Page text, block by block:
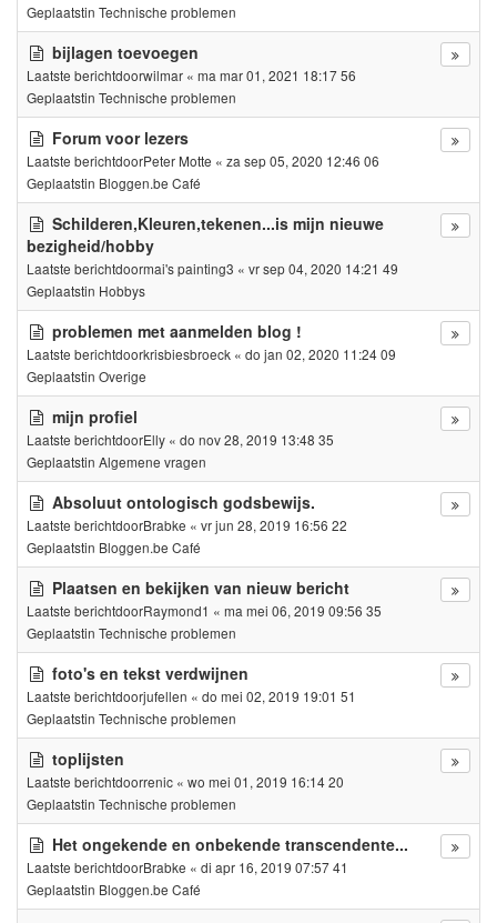
Geplaatstin Technische problemen
bijlagen toevoegen
Laatste berichtdoorwilmar « ma mar 01, 2021 18:17 56
Geplaatstin Technische problemen
Forum voor lezers
Laatste berichtdoorPeter Motte « za sep 05, 2020 12:46 06
Geplaatstin Bloggen.be Café
Schilderen,Kleuren,tekenen...is mijn nieuwe
bezigheid/hobby
Laatste berichtdoormai's painting3 « vr sep 04, 2020 14:21 49
Geplaatstin Hobbys
problemen met aanmelden blog !
Laatste berichtdoorkrisbiesbroeck « do jan 02, 2020 11:24 09
Geplaatstin Overige
mijn profiel
Laatste berichtdoorElly « do nov 28, 2019 13:48 35
Geplaatstin Algemene vragen
Absoluut ontologisch godsbewijs.
Laatste berichtdoorBrabke « vr jun 28, 2019 16:56 22
Geplaatstin Bloggen.be Café
Plaatsen en bekijken van nieuw bericht
Laatste berichtdoorRaymond1 « ma mei 06, 2019 09:56 35
Geplaatstin Technische problemen
foto's en tekst verdwijnen
Laatste berichtdoorjufellen « do mei 02, 2019 19:01 51
Geplaatstin Technische problemen
toplijsten
Laatste berichtdoorrenic « wo mei 01, 2019 16:14 20
Geplaatstin Technische problemen
Het ongekende en onbekende transcendente...
Laatste berichtdoorBrabke « di apr 16, 2019 07:57 41
Geplaatstin Bloggen.be Café